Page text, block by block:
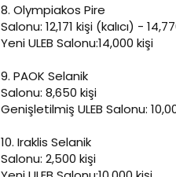
8. Olympiakos Pire
Salonu: 12,171 kişi (kalıcı) -
Yeni ULEB Salonu:14,000 kişi
9. PAOK Selanik
Salonu: 8,650 kişi
Genişletilmiş ULEB Salonu:
10. Iraklis Selanik
Salonu: 2,500 kişi